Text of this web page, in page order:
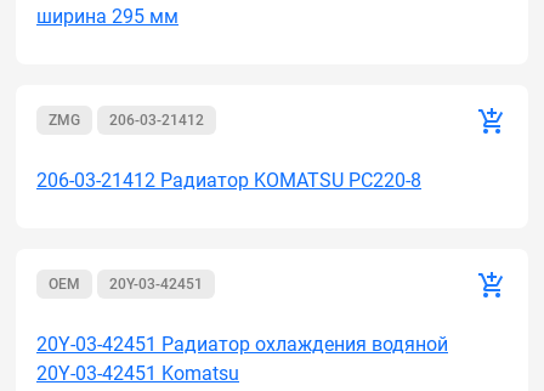
ширина 295 мм
ZMG 206-03-21412
206-03-21412 Радиатор KOMATSU PC220-8
OEM 20Y-03-42451
20Y-03-42451 Радиатор охлаждения водяной
20Y-03-42451 Komatsu